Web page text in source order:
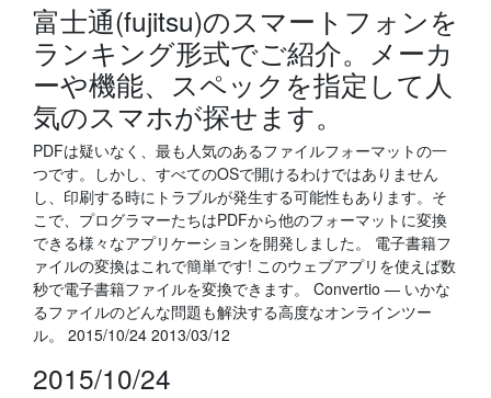
富士通(fujitsu)のスマートフォンを
ランキング形式でご紹介。メーカ
ーや機能、スペックを指定して人
気のスマホが探せます。
PDFは疑いなく、最も人気のあるファイルフォーマットの一
つです。しかし、すべてのOSで開けるわけではありません
し、印刷する時にトラブルが発生する可能性もあります。そ
こで、プログラマーたちはPDFから他のフォーマットに変換
できる様々なアプリケーションを開発しました。 電子書籍フ
ァイルの変換はこれで簡単です! このウェブアプリを使えば数
秒で電子書籍ファイルを変換できます。 Convertio — いかな
るファイルのどんな問題も解決する高度なオンラインツー
ル。 2015/10/24 2013/03/12
2015/10/24